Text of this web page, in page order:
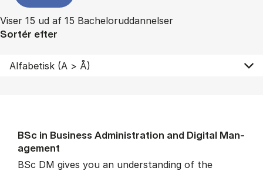
Viser 15 ud af 15 Bacheloruddannelser
Sortér efter
BSc in Busi­ness Ad­min­is­tra­tion and Di­git­al Man­
age­ment
BSc DM gives you an understanding of the